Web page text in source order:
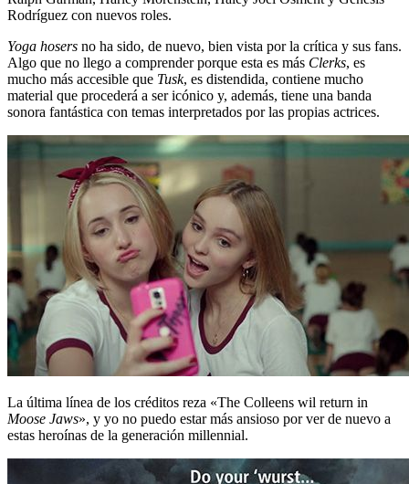
Rodríguez con nuevos roles.
Yoga hosers no ha sido, de nuevo, bien vista por la crítica y sus fans.
Algo que no llego a comprender porque esta es más Clerks, es
mucho más accesible que Tusk, es distendida, contiene mucho
material que procederá a ser icónico y, además, tiene una banda
sonora fantástica con temas interpretados por las propias actrices.
La última línea de los créditos reza «The Colleens wil return in
Moose Jaws», y yo no puedo estar más ansioso por ver de nuevo a
estas heroínas de la generación millennial.